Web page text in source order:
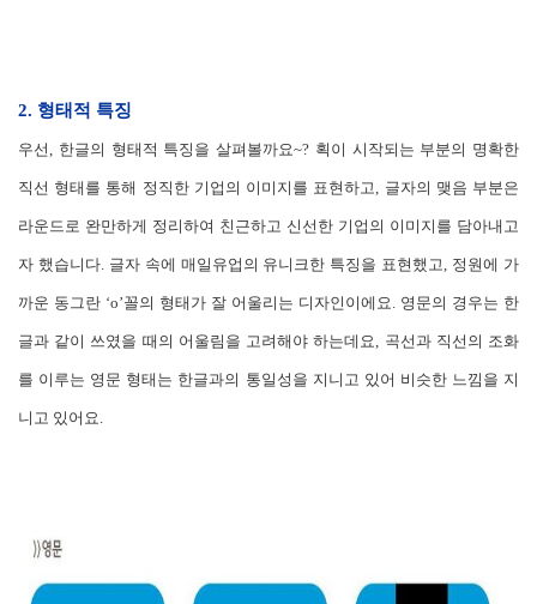
2. 형태적 특징
우선, 한글의 형태적 특징을 살펴볼까요~? 획이 시작되는 부분의 명확한
직선 형태를 통해 정직한 기업의 이미지를 표현하고, 글자의 맺음 부분은
라운드로 완만하게 정리하여 친근하고 신선한 기업의 이미지를 담아내고
자 했습니다. 글자 속에 매일유업의 유니크한 특징을 표현했고, 정원에 가
까운 동그란 ‘o’꼴의 형태가 잘 어울리는 디자인이에요. 영문의 경우는 한
글과 같이 쓰였을 때의 어울림을 고려해야 하는데요, 곡선과 직선의 조화
를 이루는 영문 형태는 한글과의 통일성을 지니고 있어 비슷한 느낌을 지
니고 있어요.